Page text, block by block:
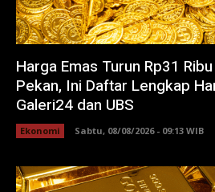
Harga Emas Turun Rp31
Pekan, Ini Daftar Lengkap
Galeri24 dan UBS
Ekonomi Sabtu, 08/08/2026 - 09:13 WIB